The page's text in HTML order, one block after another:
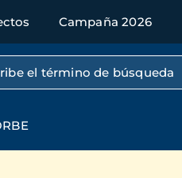
Campaña 2026
por texto completo